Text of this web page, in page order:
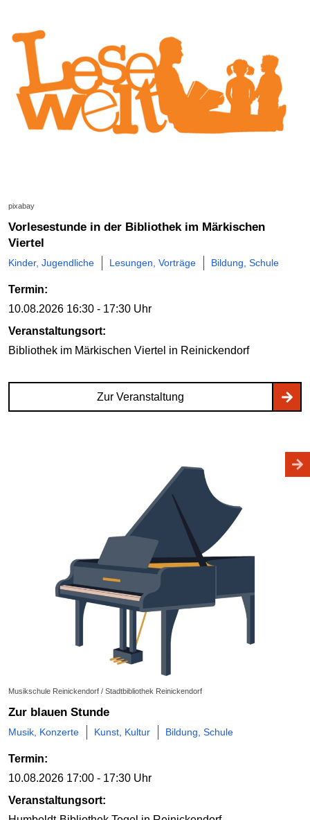
pixabay
Vorlesestunde in der Bibliothek im Märkischen
Viertel
Kinder, Jugendliche Lesungen, Vorträge Bildung, Schule
Termin:
10.08.2026 16:30 - 17:30 Uhr
Veranstaltungsort:
Bibliothek im Märkischen Viertel in Reinickendorf
Zur Veranstaltung
Musikschule Reinickendorf / Stadtbibliothek Reinickendorf
Zur blauen Stunde
Musik, Konzerte Kunst, Kultur Bildung, Schule
Termin:
10.08.2026 17:00 - 17:30 Uhr
Veranstaltungsort: